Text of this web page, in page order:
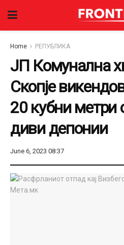
Home РЕПУБЛИКА
ЈП Комунална
Скопје
20 кубни метри
диви депонии
June 6, 2023 08:37